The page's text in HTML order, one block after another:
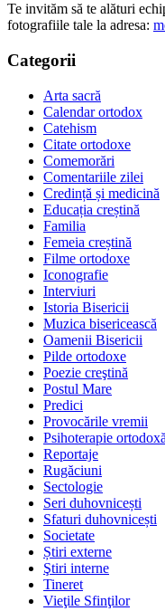
Te invităm să te alături
fotografiile tale la adresa:
Categorii
Arta sacră
Calendar ortodox
Catehism
Citate ortodoxe
Comemorări
Comentariile zilei
Credință și medicină
Educația creștină
Familia
Femeia creștină
Filme ortodoxe
Iconografie
Interviuri
Istoria Bisericii
Muzica bisericească
Oamenii Bisericii
Pilde ortodoxe
Poezie creştină
Postul Mare
Predici
Provocările vremii
Psihoterapie ortodoxă
Reportaje
Rugăciuni
Sectologie
Seri duhovnicești
Sfaturi duhovnicești
Societate
Știri externe
Ştiri interne
Tineret
Vieţile Sfinţilor